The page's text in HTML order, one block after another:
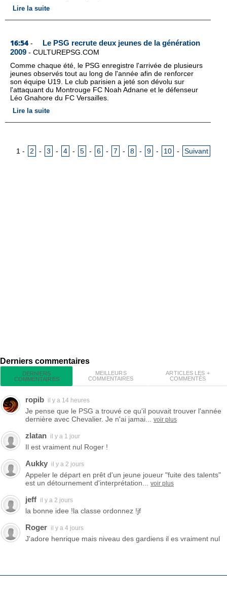
Lire la suite
16:54 -
Le PSG recrute deux jeunes de la génération
2009 - CULTUREPSG.COM
Comme chaque été, le PSG enregistre l'arrivée de plusieurs
jeunes observés tout au long de l'année afin de renforcer
son équipe U19. Le club parisien a jeté son dévolu sur
l'attaquant du Montrouge FC Noah Adnane et le défenseur
Léo Gnahore du FC Versailles.
Lire la suite
1 - 2 - 3 - 4 - 5 - 6 - 7 - 8 - 9 - 10 - Suivant
Derniers commentaires
DERNIERS
COMMENTAIRES
MEILLEURS
COMMENTAIRES
ARTICLES LES +
COMMENTÉS
ropib il y a 14 heures
Je pense que le PSG a trouvé ce qu'il pouvait trouver l'année
dernière avec Chevalier. Je n'ai jamai...
voir plus
zlatan il y a 1 jour
Il est vraiment nul Roger !
Aukky il y a 2 jours
Appeler le départ en prêt d'un jeune joueur "fuite des talents"
est un détournement d'interprétation...
voir plus
jeff il y a 2 jours
la bonne idee !la classe ordonnez !jf
Roger il y a 4 jours
J'adore henrique mais niveau des gardiens il es vraiment nul